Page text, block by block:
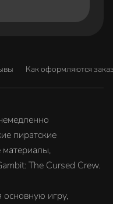
Как оформляются
пиратские
The Cursed Crew.
игру,